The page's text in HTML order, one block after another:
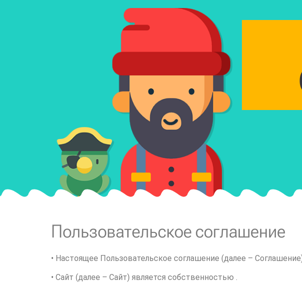
Пользовательское соглашение
• Настоящее Пользовательское соглашение (далее –
• Сайт (далее – Сайт) является собственностью .